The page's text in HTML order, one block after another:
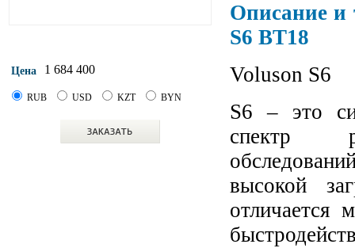
Цена 1 684 400
RUB USD KZT BYN
Описание и
S6 BT18
Voluson S6
S6 – это
спектр
высокой
отличается